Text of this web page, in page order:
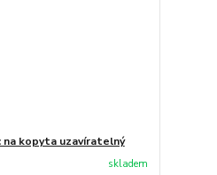
kopyta uzavíratelný
skladem